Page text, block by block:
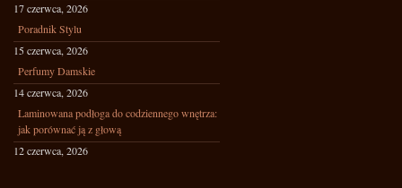
17 czerwca, 2026
Poradnik Stylu
15 czerwca, 2026
Perfumy Damskie
14 czerwca, 2026
Laminowana podłoga do codziennego wnętrza:
jak porównać ją z głową
12 czerwca, 2026